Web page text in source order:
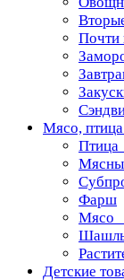
Почти
Мясо, птица
Птица
Фарш
Мясо
Детские